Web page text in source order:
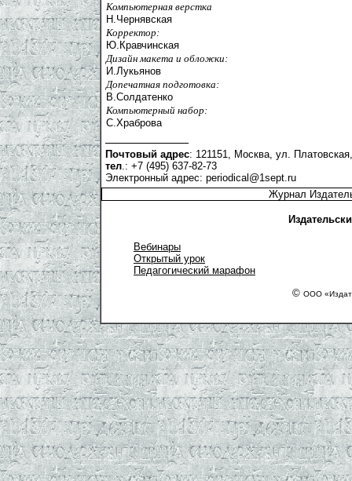
Компьютерная верстка
Н.Чернявская
Корректор:
Ю.Кравчинская
Дизайн макета и обложки:
И.Лукьянов
Допечатная подготовка:
В.Солдатенко
Компьютерный набор:
С.Храброва
Почтовый адрес: 121151, Москва, ул.
тел.: +7 (495) 637-82-73
Электронный адрес: periodical@1sept.ru
Журнал
Вебинары
Открытый урок
Педагогический марафон
© ООО